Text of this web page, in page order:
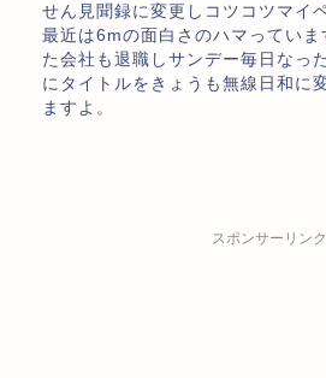
せん見聞録に変更しコツコツマイ
最近は6mの面白さのハマってい
た会社も退職しサンデー毎日なっ
にタイトルをきょうも無線日和に
ますよ。
スポンサーリンク